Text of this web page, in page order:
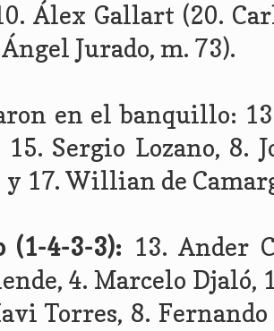
Álex Gallart (20.
Ángel Jurado, m. 73).
en el banquillo:
Sergio Lozano, 8.
y 17. Willian de
(1-4-3-3): 13. Ander
4. Marcelo Djaló,
Torres, 8.